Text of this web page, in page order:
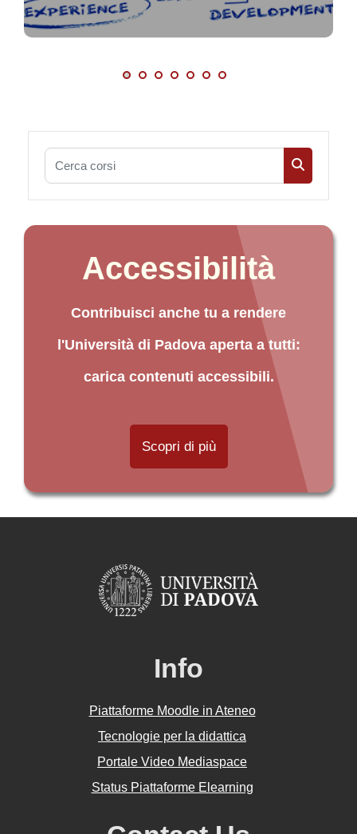
Cerca corsi
Cerca corsi
Accessibilità
Contribuisci anche tu a rendere
l'Università di Padova aperta a tutti:
carica contenuti accessibili.
Scopri di più
Info
Piattaforme Moodle in Ateneo
Tecnologie per la didattica
Portale Video Mediaspace
Status Piattaforme Elearning